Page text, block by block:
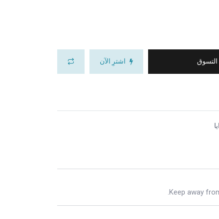
التسوق اشترِ الآن
Keep away